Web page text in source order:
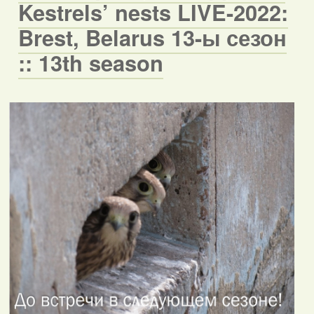
Kestrels’ nests LIVE-2022:
Brest, Belarus 13-ы сезон
:: 13th season